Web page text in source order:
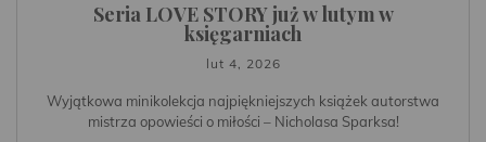
Seria LOVE STORY już w lutym w
księgarniach
lut 4, 2026
Wyjątkowa minikolekcja najpiękniejszych książek autorstwa
mistrza opowieści o miłości – Nicholasa Sparksa!